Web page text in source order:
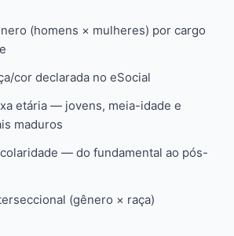
(homens × mulheres) por cargo
cor declarada no eSocial
etária — jovens, meia-idade e
maduros
— do fundamental ao pós-
(gênero × raça)